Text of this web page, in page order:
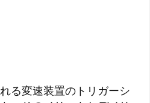
る変速装置のトリガーシ